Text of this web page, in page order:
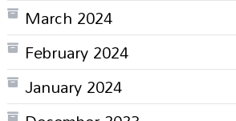
March 2024
February 2024
January 2024